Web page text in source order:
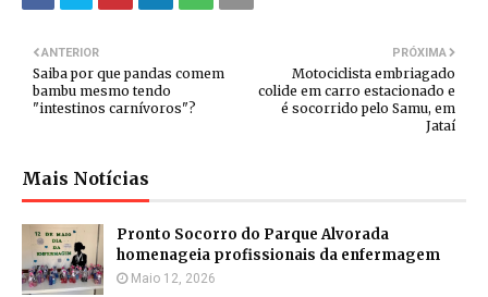
PRÓXIMA
Motociclista embriagado
colide em carro estacionado e
é socorrido pelo Samu, em
Jataí
ANTERIOR
Saiba por que pandas comem
bambu mesmo tendo
"intestinos carnívoros"?
Mais Notícias
Pronto Socorro do Parque Alvorada
homenageia profissionais da enfermagem
Maio 12, 2026